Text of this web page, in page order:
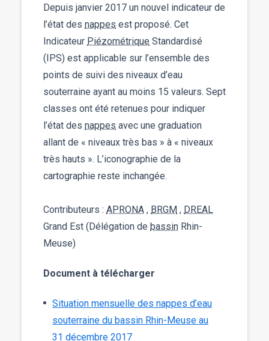
Depuis janvier 2017 un nouvel indicateur de
l’état des nappes est proposé. Cet
Indicateur Piézométrique Standardisé
(IPS) est applicable sur l’ensemble des
points de suivi des niveaux d’eau
souterraine ayant au moins 15 valeurs. Sept
classes ont été retenues pour indiquer
l’état des nappes avec une graduation
allant de « niveaux très bas » à « niveaux
très hauts ». L’iconographie de la
cartographie reste inchangée.
Contributeurs : APRONA , BRGM , DREAL
Grand Est (Délégation de bassin Rhin-
Meuse)
Document à télécharger
Situation mensuelle des nappes d’eau
souterraine du bassin Rhin-Meuse au
31 décembre 2017